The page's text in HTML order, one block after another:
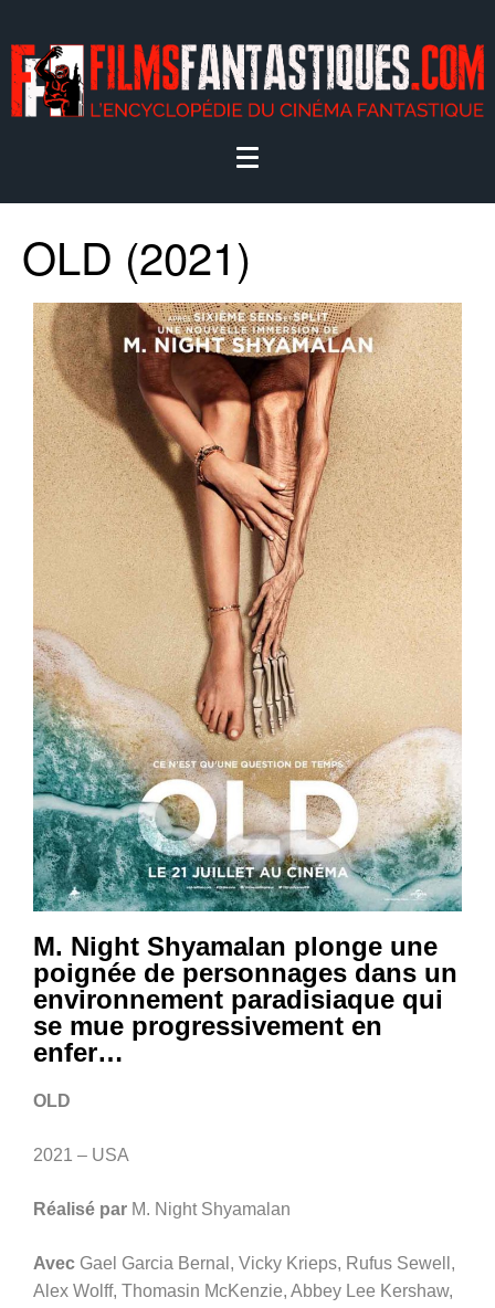
OLD (2021)
M. Night Shyamalan plonge une
poignée de personnages dans un
environnement paradisiaque qui
se mue progressivement en
enfer…
OLD
2021 – USA
Réalisé par M. Night Shyamalan
Avec Gael Garcia Bernal, Vicky Krieps, Rufus Sewell,
Alex Wolff, Thomasin McKenzie, Abbey Lee Kershaw,